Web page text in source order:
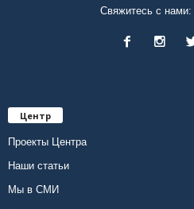
Свяжитесь с нами:
Центр
Проекты Центра
Наши статьи
Мы в СМИ